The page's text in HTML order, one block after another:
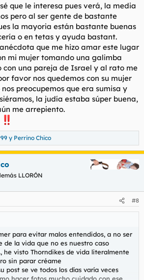
que le interesa pues verá, la media
pero al ser gente de bastante
la mayoria están bastante buenas
o en tetas y ayuda bastant.
que me hizo amar este lugar
mi mujer tomando una galimba
con una pareja de Israel y al rato me
favor nos quedemos con su mujer
preocupemos que era sumisa y
la judía estaba súper buena,
me arrepiento.
y Perrino Chico
LLORÓN
#8
para evitar malos entendidos, a no ser
de la vida que no es nuestro caso
he visto Thorndikes de vida literalmente
sin parar créame
post se ve todos los días varía veces